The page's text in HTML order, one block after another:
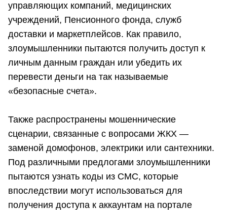
управляющих компаний, медицинских
учреждений, Пенсионного фонда, служб
доставки и маркетплейсов. Как правило,
злоумышленники пытаются получить доступ к
личным данным граждан или убедить их
перевести деньги на так называемые
«безопасные счета».
Также распространены мошеннические
сценарии, связанные с вопросами ЖКХ —
заменой домофонов, электрики или сантехники.
Под различными предлогами злоумышленники
пытаются узнать коды из СМС, которые
впоследствии могут использоваться для
получения доступа к аккаунтам на портале